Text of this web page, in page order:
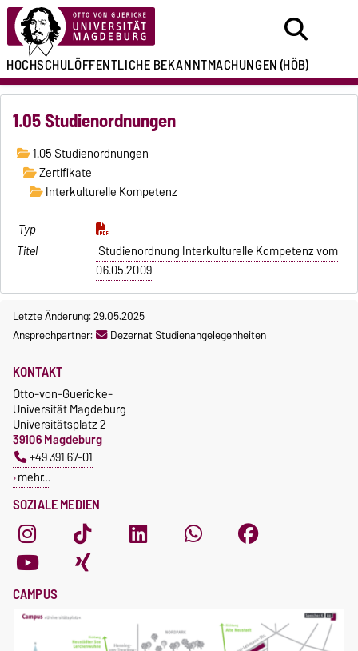
HOCHSCHULÖFFENTLICHEBEKANNTMACHUNGEN(HÖB)
1.05 Studienordnungen
1.05 Studienordnungen
Zertifikate
Interkulturelle Kompetenz
Studienordnung Interkulturelle Kompetenz vom
06.05.2009
Letzte Änderung: 29.05.2025
Ansprechpartner:
Dezernat Studienangelegenheiten
SOZIALE MEDIEN
KONTAKT
Otto-von-Guericke-
Universität Magdeburg
Universitätsplatz 2
39106 Magdeburg
+49 391 67-01
mehr…
CAMPUS